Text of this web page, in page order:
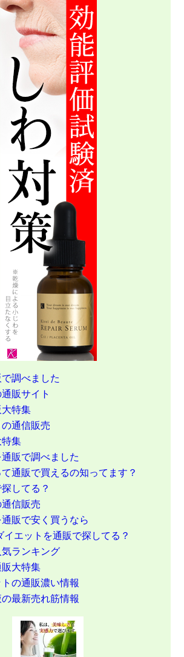
調べました
販サイト
特集
通信販売
特集
販で調べました
通販で買えるの知ってます？
してる？
信販売
販で安く買うなら
イエットを通販で探してる？
ランキング
大特集
の通販濃い情報
最新売れ筋情報